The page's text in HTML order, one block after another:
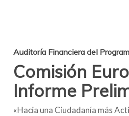
Auditoría Financiera del
Comisión
Informe
«Hacia una Ciudadanía más